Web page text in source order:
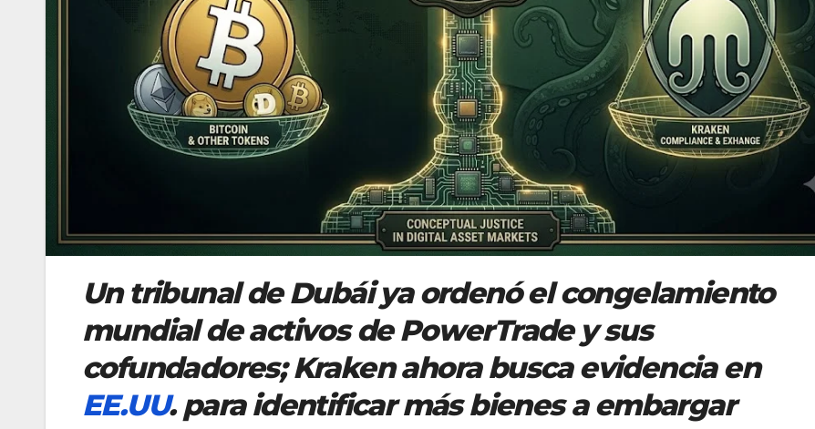
Un tribunal de Dubái ya ordenó el congelamiento
mundial de activos de PowerTrade y sus
cofundadores; Kraken ahora busca evidencia en
EE.UU. para identificar más bienes a embargar